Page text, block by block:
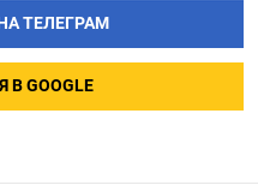
ТЕЛЕГРАМ
GOOGLE